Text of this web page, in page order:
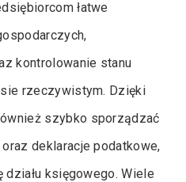
łatwe
kontrolowanie stanu
rzeczywistym. Dzięki
szybko sporządzać
deklaracje podatkowe,
działu księgowego. Wiele